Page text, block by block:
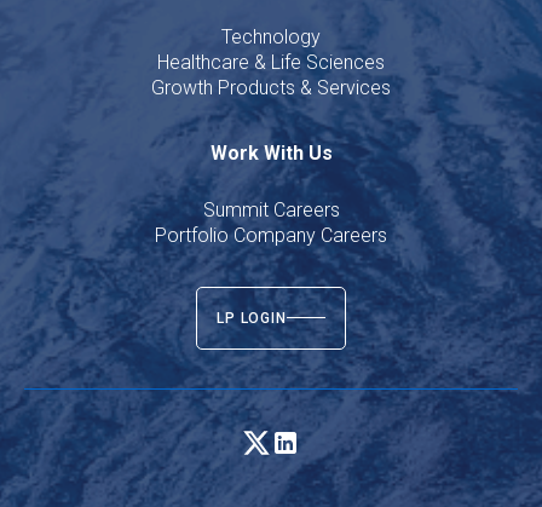
Technology
Healthcare & Life Sciences
Growth Products & Services
Work With Us
Summit Careers
Portfolio Company Careers
LP LOGIN